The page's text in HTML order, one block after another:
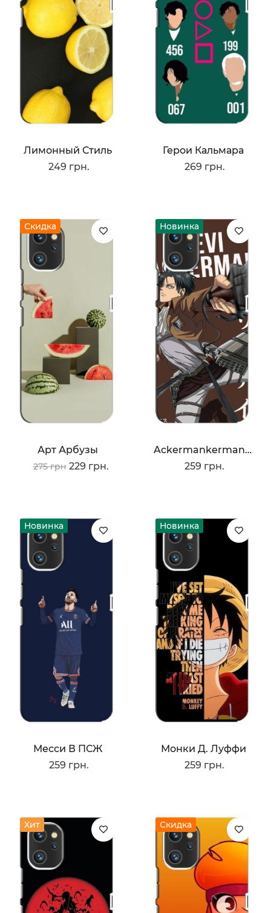
Лимонный Стиль
249 грн.
Герои Кальмара
269 грн.
Скидка
Арт Арбузы
275 грн 229 грн.
Новинка
Ackermankerman Levi
259 грн.
Новинка
Месси В ПСЖ
259 грн.
Новинка
Монки Д. Луффи
259 грн.
Хит Скидка